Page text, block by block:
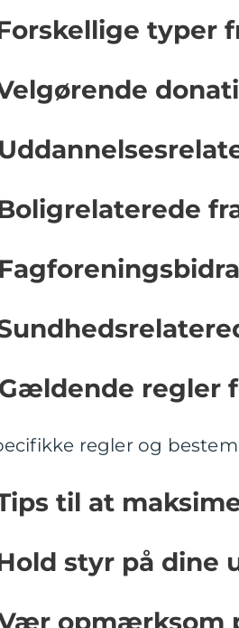
typer
regler
regler og
til at
styr på dine